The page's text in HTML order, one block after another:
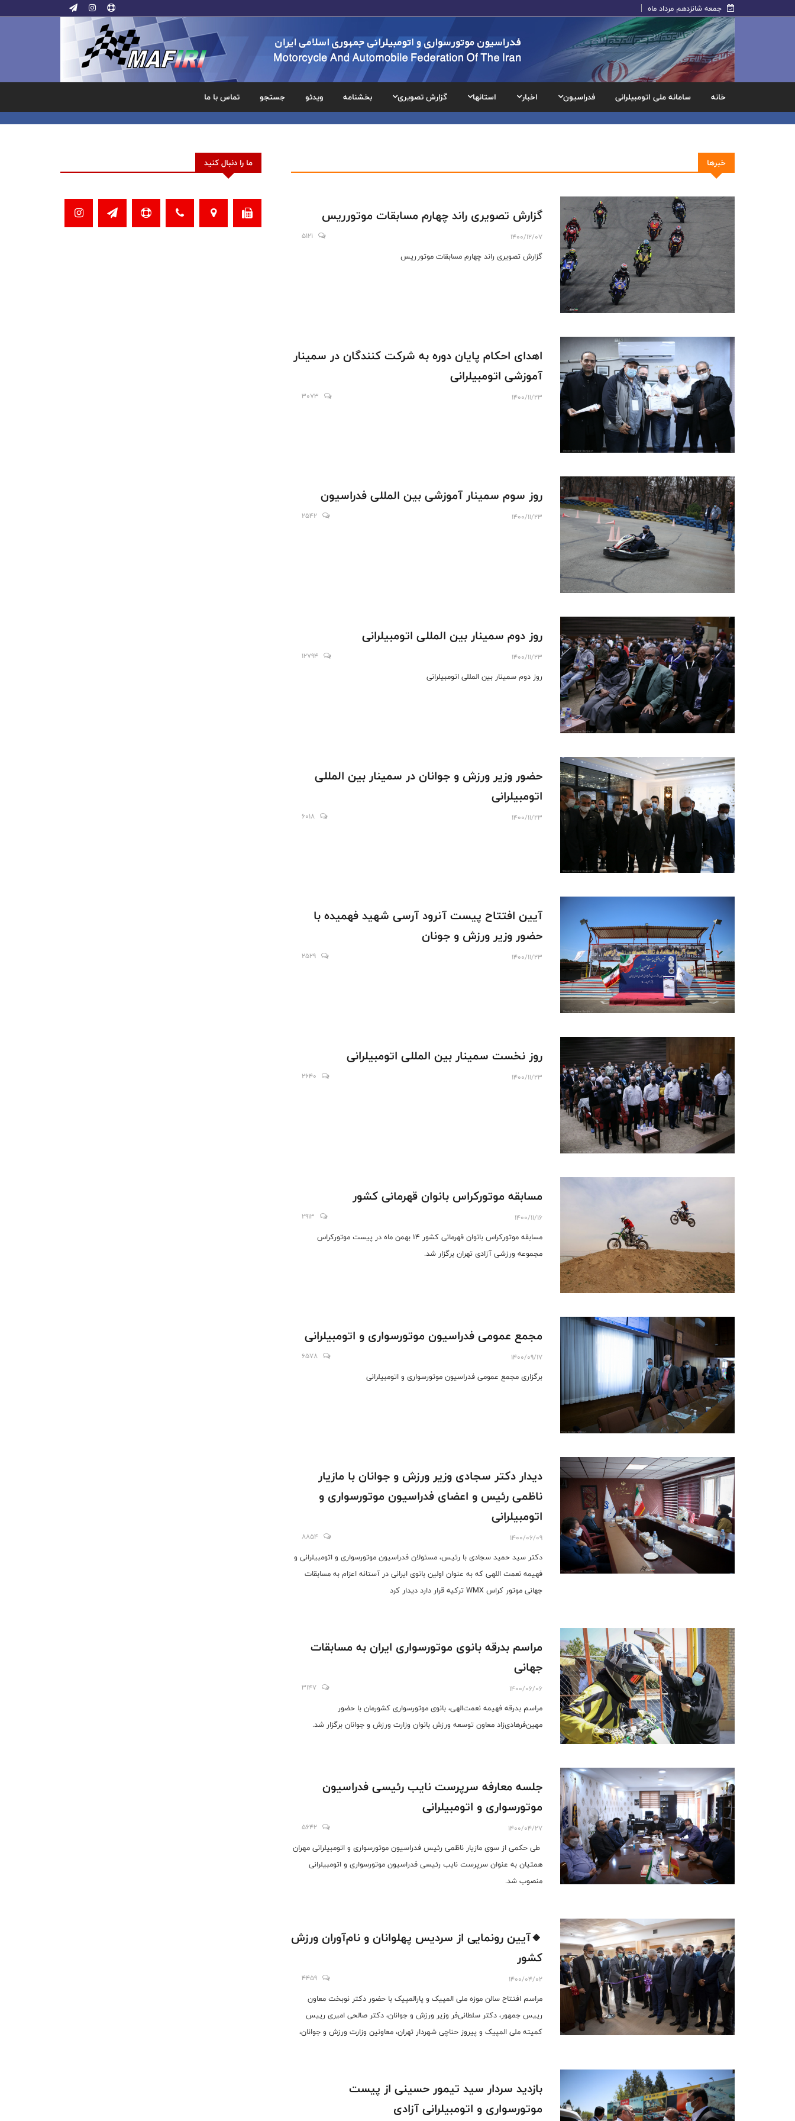
جمعه شانزدهم مرداد ماه
خانه سامانه ملی اتومبیلرانی فدراسیون اخبار استانها گزارش تصویری بخشنامه ویدئو جستجو تماس با ما
خبرها
گزارش تصویری راند چهارم مسابقات موتورریس
1400/12/07
5121
گزارش تصویری راند چهارم مسابقات موتورریس
اهدای احکام پایان دوره به شرکت کنندگان در سمینار
آموزشی اتومبیلرانی
1400/11/23
3073
روز سوم سمینار آموزشی بین المللی فدراسیون
1400/11/23
2542
روز دوم سمینار بین المللی اتومبیلرانی
1400/11/23
12794
روز دوم سمینار بین المللی اتومبیلرانی
حضور وزیر ورزش و جوانان در سمینار بین المللی
اتومبیلرانی
1400/11/23
6018
آیین افتتاح پیست آنرود آرسی شهید فهمیده با
حضور وزیر ورزش و جونان
1400/11/23
2529
روز نخست سمینار بین المللی اتومبیلرانی
1400/11/23
2640
مسابقه موتورکراس بانوان قهرمانی کشور
1400/11/16
2913
مسابقه موتورکراس بانوان قهرمانی کشور 14 بهمن ماه در پیست موتورکراس
مجموعه ورزشی آزادی تهران برگزار شد.
مجمع عمومی فدراسیون موتورسواری و اتومبیلرانی
1400/09/17
6578
برگزاری مجمع عمومی فدراسیون موتورسواری و اتومبیلرانی
دیدار دکتر سجادی وزیر ورزش و جوانان با مازیار
ناظمی رئیس و اعضای فدراسیون موتورسواری و
اتومبیلرانی
1400/06/09
8854
دکتر سید حمید سجادی با رئیس، مسئولان فدراسیون موتورسواری و اتومبیلرانی و
فهیمه نعمت اللهی که به عنوان اولین بانوی ایرانی در آستانه اعزام به مسابقات
جهانی موتور کراس WMX ترکیه قرار دارد دیدار کرد
مراسم بدرقه بانوی موتورسواری ایران به مسابقات
جهانی
1400/06/06
3147
مراسم بدرقه فهیمه نعمت‌الهی، بانوی موتورسواری کشورمان با حضور
مهین‌فرهادی‌زاد معاون‌ توسعه ورزش بانوان وزارت ورزش و جوانان برگزار شد.
جلسه معارفه سرپرست نایب رئیسی فدراسیون
موتورسواری و اتومبیلرانی
1400/04/27
5642
طی حکمی از سوی مازیار ناظمی رئیس فدراسیون موتورسواری و اتومبیلرانی مهران
همتیان به عنوان سرپرست نایب رئیسی فدراسیون موتورسواری و اتومبیلرانی
منصوب شد.
🔸آیین رونمایی از سردیس پهلوانان و نام‌آوران ورزش
کشور
1400/04/02
4459
مراسم افتتاح سالن موزه ملی المپیک و پارالمپیک با حضور دکتر نوبخت معاون
رییس جمهور، دکتر سلطانی‌فر وزیر ورزش و جوانان، دکتر صالحی امیری رییس
کمیته ملی المپیک و پیروز حناچی شهردار تهران، معاونین وزارت ورزش و جوانان،
بازدید سردار سید تیمور حسینی از پیست
موتورسواری و اتومبیلرانی آزادی
ما را دنبال کنید